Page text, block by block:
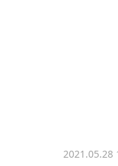
2021.05.28